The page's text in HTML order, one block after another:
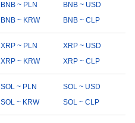
BNB ~ PLN
BNB ~ USD
BNB ~ KRW BNB ~ CLP
XRP ~ PLN
XRP ~ USD
XRP ~ KRW XRP ~ CLP
SOL ~ PLN
SOL ~ USD
SOL ~ KRW SOL ~ CLP